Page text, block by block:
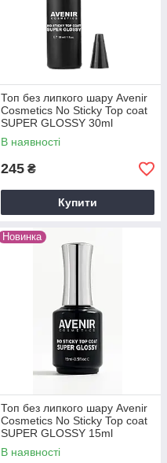
Топ без липкого шару Avenir
Cosmetics No Sticky Top coat
SUPER GLOSSY 30ml
В наявності
245 ₴
Купити
Новинка
Топ без липкого шару Avenir
Cosmetics No Sticky Top coat
SUPER GLOSSY 15ml
В наявності